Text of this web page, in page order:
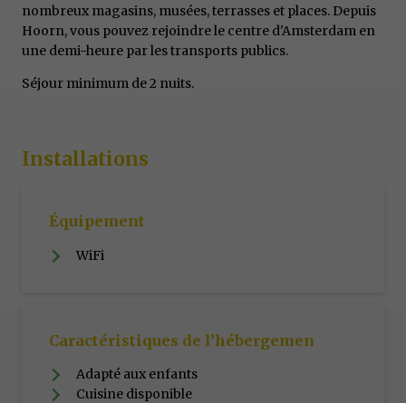
nombreux magasins, musées, terrasses et places. Depuis
Hoorn, vous pouvez rejoindre le centre d'Amsterdam en
une demi-heure par les transports publics.
Séjour minimum de 2 nuits.
Installations
Équipement
WiFi
Caractéristiques de l’hébergemen
Adapté aux enfants
Cuisine disponible